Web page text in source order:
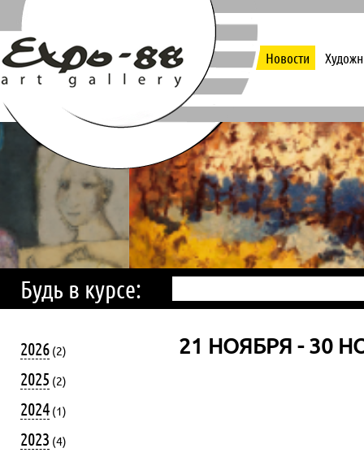
Новости
Будь в курсе:
2026 (2)
2025 (2)
2024 (1)
2023 (4)
21 НОЯБРЯ - 30